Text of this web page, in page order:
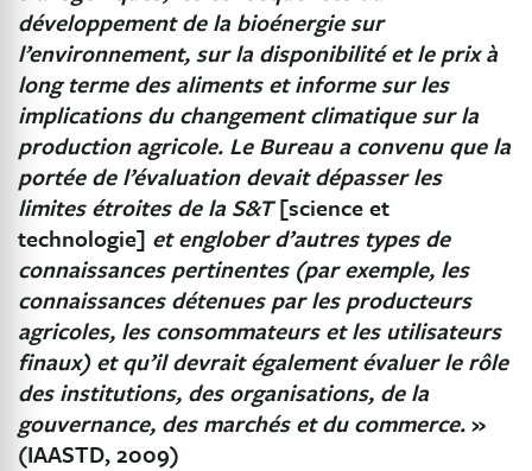
développement de la bioénergie sur
l’environnement, sur la disponibilité et le prix à
long terme des aliments et informe sur les
implications du changement climatique sur la
production agricole. Le Bureau a convenu que la
portée de l’évaluation devait dépasser les
limites étroites de la S&T[science et
technologie] et englober d’autres types de
connaissances pertinentes (par exemple, les
connaissances détenues par les producteurs
agricoles, les consommateurs et les utilisateurs
finaux) et qu’il devrait également évaluer le rôle
des institutions, des organisations, de la
gouvernance, des marchés et du commerce.»
(IAASTD, 2009)